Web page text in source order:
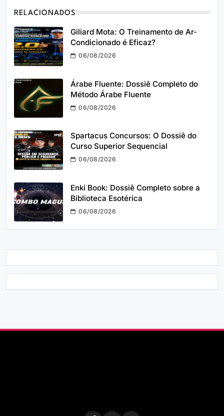
RELACIONADOS
Giliard Mota: O Treinamento de Ar-
Condicionado é Eficaz?
06/08/2026
Árabe Fluente: Dossiê Completo do
Método Árabe Fluente
06/08/2026
Spartacus Concursos: O Dossiê do
Curso Superior Sequencial
06/08/2026
Enki Book: Dossiê Completo sobre a
Biblioteca Esotérica
06/08/2026